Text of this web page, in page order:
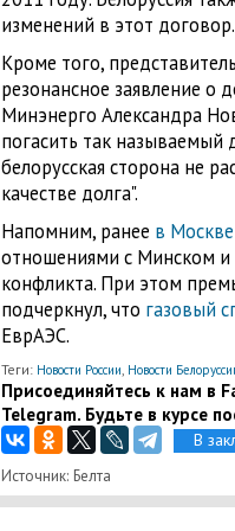
изменений в этот договор.
Кроме того,
резонансное заявление о
Минэнерго Александра
погасить так называемый
белорусская сторона не
качестве долга".
Напомним, ранее в
отношениями с Минском и
конфликта. При этом
подчеркнул, что газовый
ЕврАЭС.
Теги: Новости России Новости
Присоединяйтесь к нам в
Telegram. Будьте в курсе
В
Источник: Белта